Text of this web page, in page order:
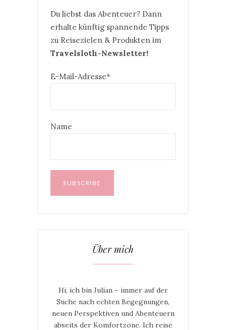
Du liebst das Abenteuer? Dann
erhalte künftig spannende Tipps
zu Reisezielen & Produkten im
Travelsloth-Newsletter!
E-Mail-Adresse*
Name
Über mich
Hi, ich bin Julian – immer auf der
Suche nach echten Begegnungen,
neuen Perspektiven und Abenteuern
abseits der Komfortzone. Ich reise